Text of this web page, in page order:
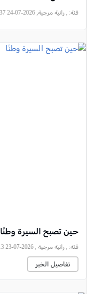
فئة: , رانية مرجية, 2026-07-24 09:58:37
حين تصبح السيرة وطنًا
فئة: , رانية مرجية , 2026-07-23 18:39:13
تفاصيل الخبر